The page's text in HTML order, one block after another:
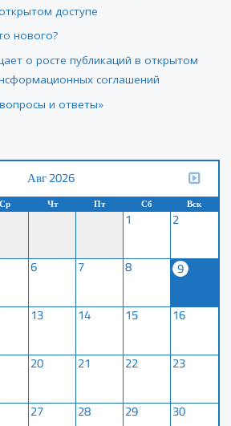
доступе
нового?
о росте публикаций в открытом
соглашений
и ответы»
Авг 2026
Ср Чт Пт Сб Вск
1 2
6 7 8
9
13 14 15 16
20 21 22 23
27 28 29 30